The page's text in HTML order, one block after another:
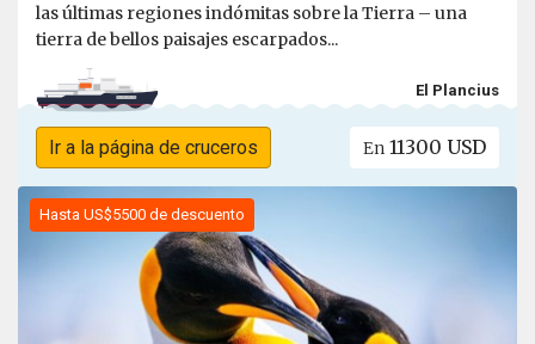
las últimas regiones indómitas sobre la Tierra – una
tierra de bellos paisajes escarpados...
El Plancius
Ir a la página de cruceros En 11300 USD
Hasta US$5500 de descuento